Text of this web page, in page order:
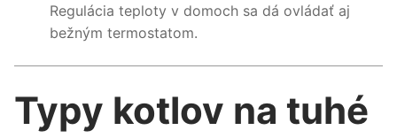
Regulácia teploty v domoch sa dá ovládať aj
bežným termostatom.
Typy kotlov na tuhé